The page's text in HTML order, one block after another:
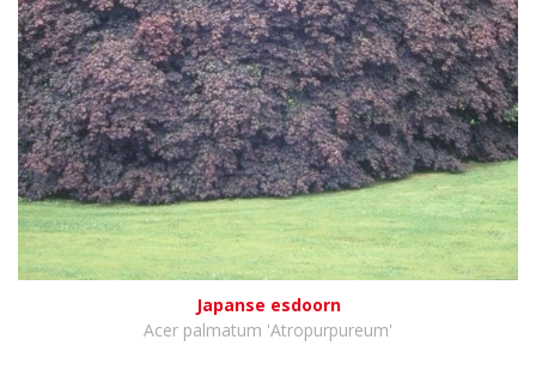
Japanse esdoorn
Acer palmatum 'Atropurpureum'